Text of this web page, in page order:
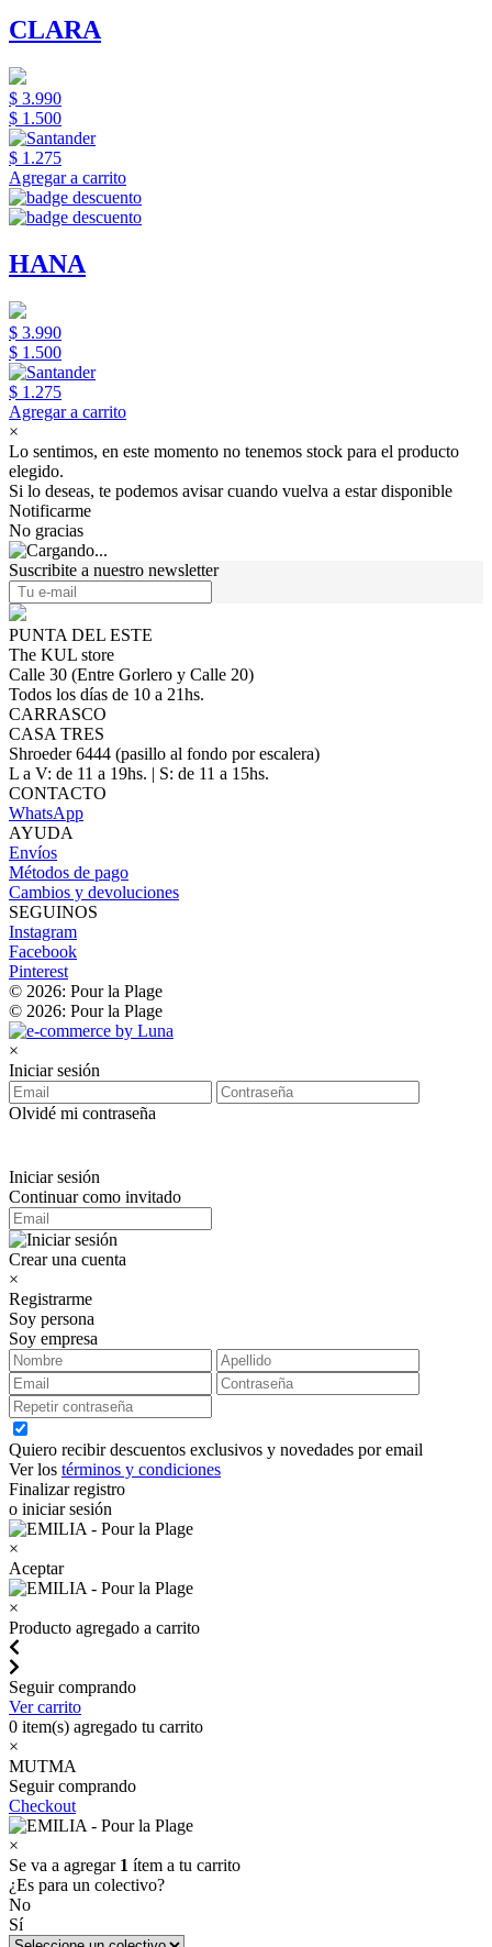
CLARA
$ 3.990
$ 1.500
$ 1.275
Agregar a carrito
HANA
$ 3.990
$ 1.500
$ 1.275
Agregar a carrito
×
Lo sentimos, en este momento no tenemos stock para el producto
elegido.
Si lo deseas, te podemos avisar cuando vuelva a estar disponible
Notificarme
No gracias
Suscribite a nuestro newsletter
PUNTA DEL ESTE
The KUL store
Calle 30 (Entre Gorlero y Calle 20)
Todos los días de 10 a 21hs.
CARRASCO
CASA TRES
Shroeder 6444 (pasillo al fondo por escalera)
L a V: de 11 a 19hs. | S: de 11 a 15hs.
CONTACTO
WhatsApp
AYUDA
Envíos
Métodos de pago
Cambios y devoluciones
SEGUINOS
Instagram
Facebook
Pinterest
© 2026: Pour la Plage
© 2026: Pour la Plage
×
Iniciar sesión
Olvidé mi contraseña
Iniciar sesión
Continuar como invitado
Crear una cuenta
×
Registrarme
Soy persona
Soy empresa
Quiero recibir descuentos exclusivos y novedades por email
Ver los términos y condiciones
Finalizar registro
o iniciar sesión
×
Aceptar
×
Producto agregado a carrito
Seguir comprando
Ver carrito
0 item(s) agregado tu carrito
×
MUTMA
Seguir comprando
Checkout
×
Se va a agregar 1 ítem a tu carrito
¿Es para un colectivo?
No
Sí